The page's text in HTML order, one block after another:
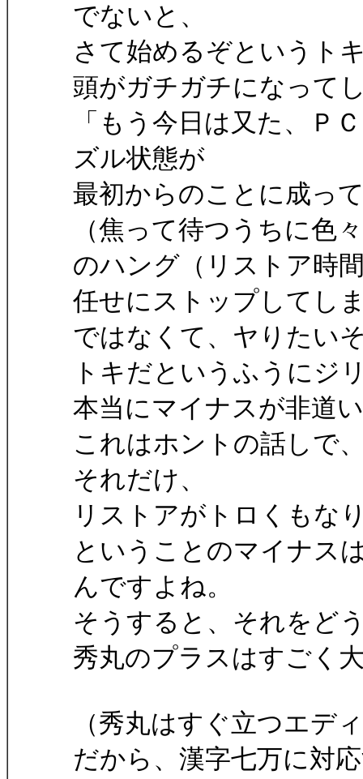
でないと、
さて始めるぞというト
頭がガチガチになって
「もう今日は又た、Ｐ
ズル状態が
最初からのことに成っ
（焦って待つうちに色
のハング（リストア時
任せにストップしてし
ではなくて、ヤりたい
トキだというふうにジ
本当にマイナスが非道
これはホントの話しで
それだけ、
リストアがトロくもな
ということのマイナス
んですよね。
そうすると、それをど
秀丸のプラスはすごく
（秀丸はすぐ立つエデ
だから、漢字七万に対